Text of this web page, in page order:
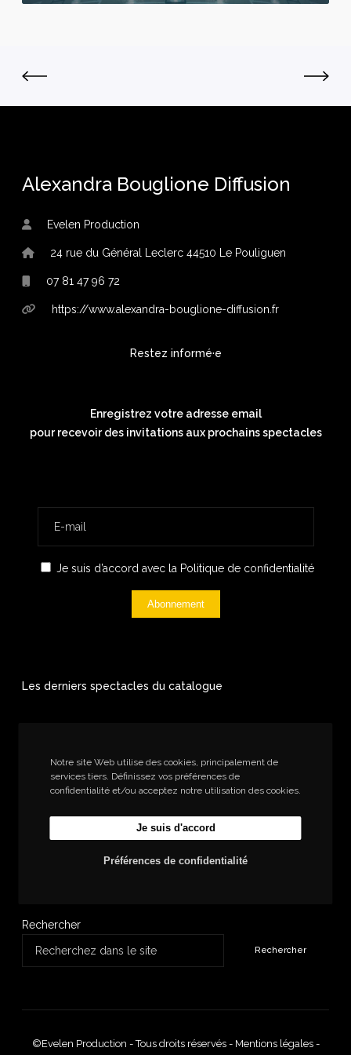
Alexandra Bouglione Diffusion
Evelen Production
24 rue du Général Leclerc 44510 Le Pouliguen
07 81 47 96 72
https://www.alexandra-bouglione-diffusion.fr
Restez informé·e
Enregistrez votre adresse email
pour recevoir des invitations aux prochains spectacles
Je suis d’accord avec la Politique de confidentialité
Abonnement
Les derniers spectacles du catalogue
Rechercher
Rechercher
©Evelen Production - Tous droits réservés - Mentions légales-
Notre site Web utilise des cookies, principalement de
services tiers. Définissez vos préférences de
confidentialité et/ou acceptez notre utilisation des cookies.
Préférences de confidentialité
Je suis d'accord